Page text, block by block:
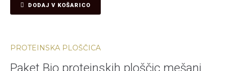
DODAJ V KOŠARICO
PROTEINSKA PLOŠČICA
Paket Bio proteinskih ploščic mešani